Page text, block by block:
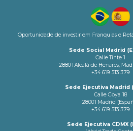
Oportunidade de investir em Franquias e
Sede Social Madrid
Calle Tinte 1
28801 Alcalá de Henares,
+34 619 513 379
Sede Ejecutiva Madrid
Calle Goya 18
28001 Madrid
+34 619 513 379
Sede Ejecutiva CDMX